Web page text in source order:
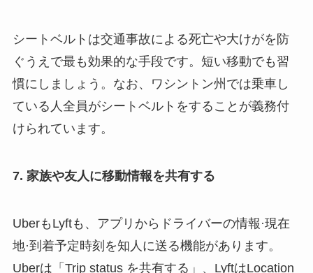
シートベルトは交通事故による死亡や大けがを防
ぐうえで最も効果的な手段です。短い移動でも習
慣にしましょう。なお、ワシントン州では乗車し
ている人全員がシートベルトをすることが義務付
けられています。
7. 家族や友人に移動情報を共有する
UberもLyftも、アプリからドライバーの情報·現在
地·到着予定時刻を知人に送る機能があります。
Uberは「Trip status を共有する」、LyftはLocation